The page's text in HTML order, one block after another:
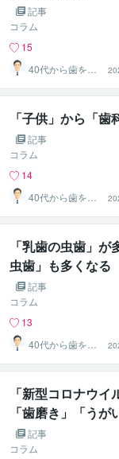
記事
コラム
15
40代から歯を失
わない個別相談
します
「子供」から「
記事
コラム
14
40代から歯を失
わない個別相談
します
「乳歯の虫歯」
虫歯」も多くなる
記事
コラム
13
40代から歯を失
わない個別相談
します
「新型コロナウ
「歯磨き」「うが
記事
コラム